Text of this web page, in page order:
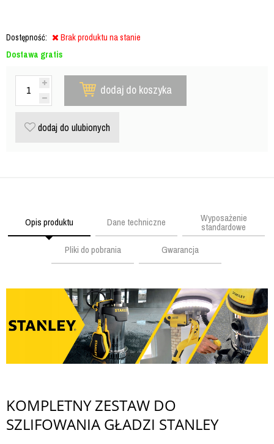
Dostępność:
Brak produktu na stanie
Dostawa gratis
dodaj do koszyka
dodaj do ulubionych
Opis produktu Dane techniczne Wyposażenie
standardowe
Pliki do pobrania
Gwarancja
KOMPLETNY ZESTAW DO
SZLIFOWANIA GŁADZI STANLEY